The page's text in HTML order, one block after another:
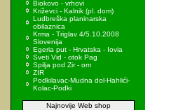
Biokovo - vrhovi
Križevci - Kalnik (pl. dom)
Ludbreška planinarska
obilaznica
Krma - Triglav 4/5.10.2008
Slovenija
Egeria put - Hrvatska - Iovia
Sveti Vid - otok Pag
Spilja pod Zir - om
ZIR
Podkilavac-Mudna dol-Hahlići-
Kolac-Podki
Najnovije Web shop